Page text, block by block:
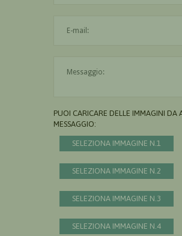
PUOI CARICARE DELLE IMMAGINI DA
MESSAGGIO:
SELEZIONA IMMAGINE N.1
SELEZIONA IMMAGINE N.2
SELEZIONA IMMAGINE N.3
SELEZIONA IMMAGINE N.4